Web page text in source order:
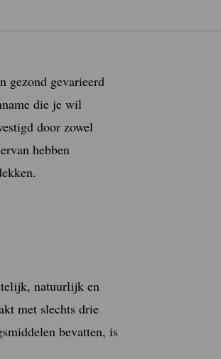
gezond gevarieerd
die je wil
door zowel
hebben
natuurlijk en
met slechts drie
bevatten, is